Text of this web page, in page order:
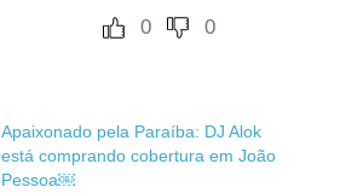
0 0
Apaixonado pela Paraíba: DJ Alok
está comprando cobertura em João
Pessoa￼